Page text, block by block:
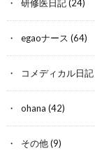
研修医日記(24)
egaoナース (64)
コメディカル日記
ohana (42)
その他(9)